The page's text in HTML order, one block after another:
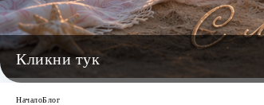
НачалоБлог